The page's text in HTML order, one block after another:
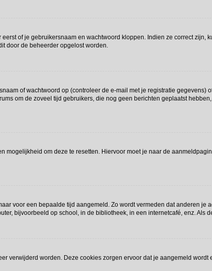
of je gebruikersnaam en wachtwoord kloppen. Indien ze correct zijn,
door de beheerder opgelost worden.
of wachtwoord op (controleer de e-mail met je registratie
om de zoveel tijd gebruikers, die nog geen berichten geplaatst
mogelijkheid om deze te resetten. Hiervoor moet je naar de
voor een bepaalde tijd aangemeld. Zo wordt vermeden dat anderen je
bijvoorbeeld op school, in de bibliotheek, in een internetcafé, enz. Als
verwijderd worden. Deze cookies zorgen ervoor dat je aangemeld